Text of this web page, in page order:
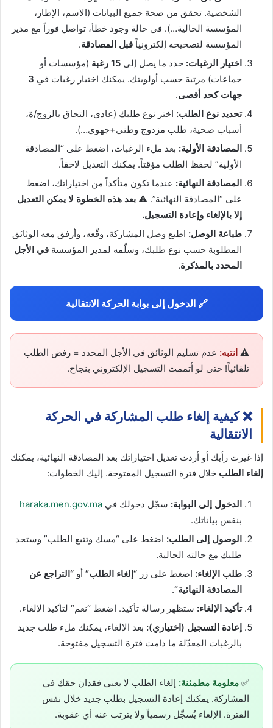
الشخصية. تحقق من صحة جميع البيانات (الاسم، الإطار،
المؤسسة الحالية…). في حالة وجود خطأ، تواصل فوراً مع مدير
المؤسسة لتصحيحه إلكترونياً قبل المصادقة.
اختيار الرغبات: حدد ما يصل إلى 15 رغبة
(مؤسسات أو
جماعات) مرتبة حسب أولويتك. يمكنك اختيار رغبات في 3
جهات كحد أقصى.
تحديد نوع الطلب: اختر نوع طلبك (عادي، التحاق بالزوج/ة،
أسباب صحية، طلب مزدوج وطني+جهوي…).
المصادقة الأولية: بعد ملء الرغبات، اضغط على “المصادقة
الأولية” لحفظ الطلب مؤقتاً. يمكنك التعديل لاحقاً.
المصادقة النهائية: عندما تكون متأكداً من اختياراتك، اضغط
على “المصادقة النهائية”. ⚠️ بعد هذه الخطوة لا يمكن التعديل
إلا بالإلغاء وإعادة التسجيل.
طباعة الوصل: اطبع وصل المشاركة، وقّعه، وأرفق معه الوثائق
المطلوبة حسب نوع طلبك، وسلّمه لمدير المؤسسة في الأجل
المحدد بالمذكرة.
🔗 الدخول إلى بوابة الحركة الانتقالية
⚠️ انتبه: عدم تسليم الوثائق في الأجل المحدد = رفض الطلب
تلقائياً! حتى لو أتممت التسجيل الإلكتروني بنجاح.
❌ كيفية إلغاء طلب المشاركة في الحركة
الانتقالية
إذا غيرت رأيك أو أردت تعديل اختياراتك بعد المصادقة النهائية، يمكنك
إلغاء الطلب خلال فترة التسجيل المفتوحة. إليك الخطوات:
الدخول إلى البوابة: سجّل دخولك في haraka.men.gov.ma
بنفس بياناتك.
الوصول إلى الطلب: اضغط على “مسك وتتبع الطلب” وستجد
طلبك مع حالته الحالية.
طلب الإلغاء: اضغط على زر “إلغاء الطلب” أو “التراجع عن
المصادقة النهائية”.
تأكيد الإلغاء: ستظهر رسالة تأكيد. اضغط “نعم” لتأكيد الإلغاء.
إعادة التسجيل (اختياري): بعد الإلغاء، يمكنك ملء طلب جديد
بالرغبات المعدّلة ما دامت فترة التسجيل مفتوحة.
✅ معلومة مطمئنة: إلغاء الطلب لا يعني فقدان حقك في
المشاركة. يمكنك إعادة التسجيل بطلب جديد خلال نفس
الفترة. الإلغاء يُسجَّل رسمياً ولا يترتب عنه أي عقوبة.